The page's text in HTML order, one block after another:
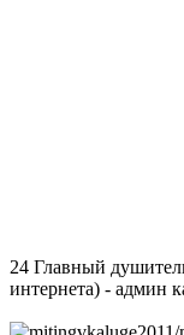
24 Главный
интернета) - админ